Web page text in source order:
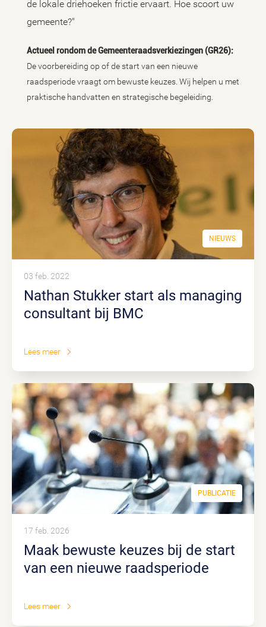
de lokale driehoeken frictie ervaart. Hoe scoort uw
gemeente?"
Actueel rondom de Gemeenteraadsverkiezingen (GR26):
De voorbereiding op of de start van een nieuwe
raadsperiode vraagt om bewuste keuzes. Wij helpen u met
praktische handvatten en strategische begeleiding.
NIEUWS
Nathan Stukker start als managing
consultant bij BMC
03 feb. 2022
Lees meer
PUBLICATIE
Maak bewuste keuzes bij de start
van een nieuwe raadsperiode
17 feb. 2026
Lees meer